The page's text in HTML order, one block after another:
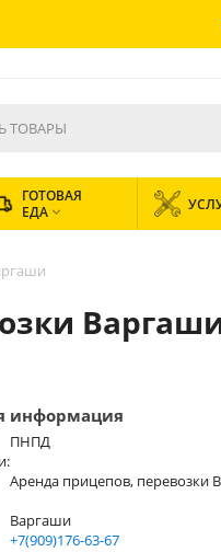
ГОТОВАЯ
ЕДА 
информация
ПНПД
Аренда прицепов, перевозки
Варгаши
+7(909)176-63-67